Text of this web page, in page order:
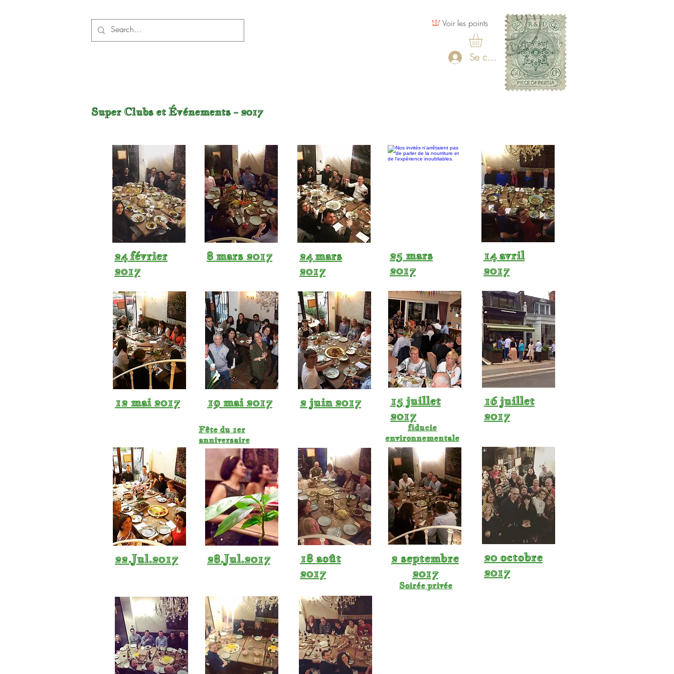
Voir les points
Se connecter
Super Clubs et Événements - 2017
24 février
2017
12 mai 2017
22.Jul.2017
8 mars 2017
19 mai 2017
Fête du 1er
anniversaire
28.Jul.2017
24 mars
2017
2 juin 2017
18 août
2017
25 mars
2017
15 juillet
2017
fiducie
environnementale
2 septembre
2017
Soirée privée
14 avril
2017
16 juillet
2017
20 octobre
2017